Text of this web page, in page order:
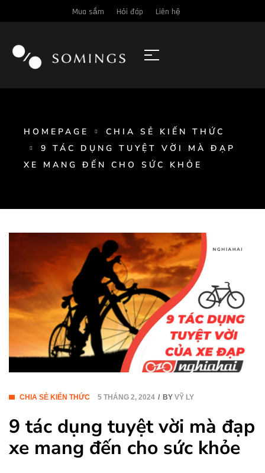
Mua sắm Hỏi đáp Liên hệ
HOMEPAGE
CHIA SẺ KIẾN THỨC
9 TÁC DỤNG TUYỆT VỜI MÀ ĐẠP
XE MANG ĐẾN CHO SỨC KHỎE
CHIA SẺ KIẾN THỨC 5 THÁNG 2, 2024 BY VỸ LY
9 tác dụng tuyệt vời mà đạp
xe mang đến cho sức khỏe